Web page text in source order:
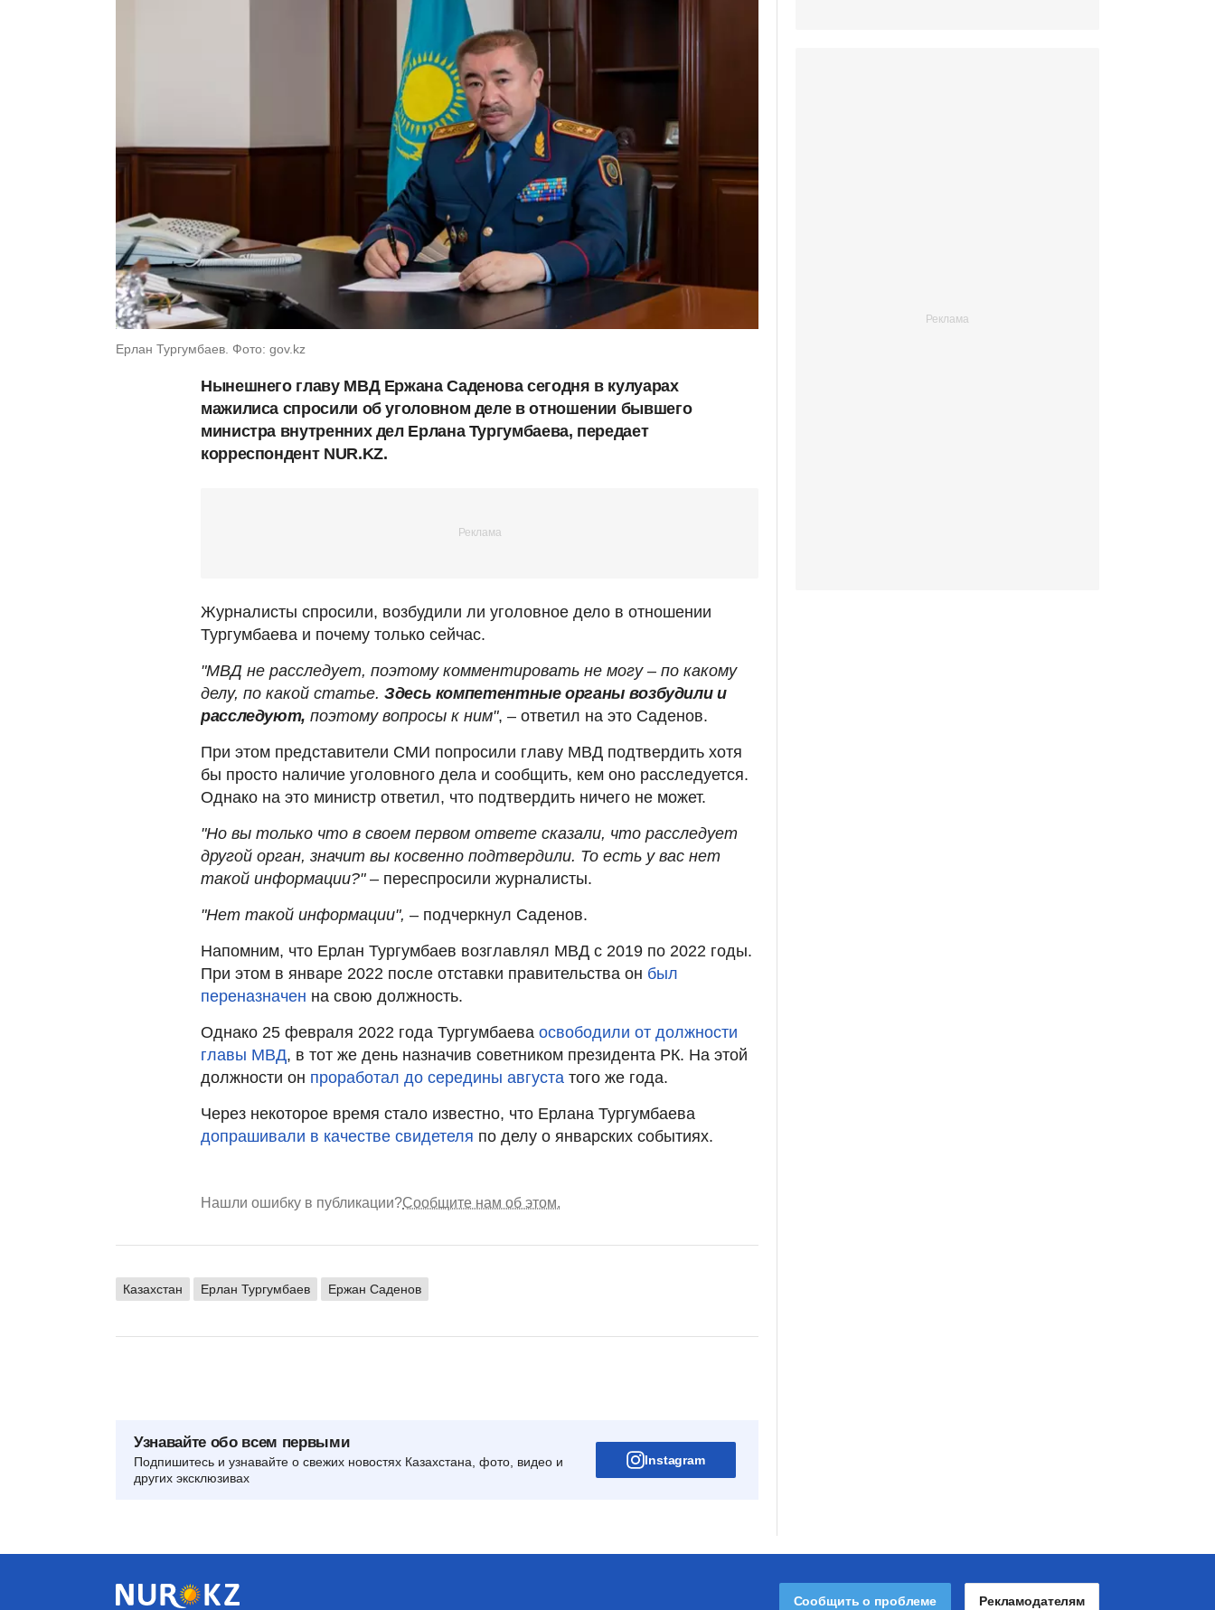
Ерлан Тургумбаев. Фото: gov.kz
Нынешнего главу МВД Ержана Саденова сегодня в кулуарах
мажилиса спросили об уголовном деле в отношении бывшего
министра внутренних дел Ерлана Тургумбаева, передает
корреспондент NUR.KZ.
Журналисты спросили, возбудили ли уголовное дело в отношении
Тургумбаева и почему только сейчас.
"МВД не расследует, поэтому комментировать не могу – по какому
делу, по какой статье. Здесь компетентные органы возбудили и
расследуют, поэтому вопросы к ним", – ответил на это Саденов.
При этом представители СМИ попросили главу МВД подтвердить хотя
бы просто наличие уголовного дела и сообщить, кем оно расследуется.
Однако на это министр ответил, что подтвердить ничего не может.
"Но вы только что в своем первом ответе сказали, что расследует
другой орган, значит вы косвенно подтвердили. То есть у вас нет
такой информации?"– переспросили журналисты.
"Нет такой информации", – подчеркнул Саденов.
Напомним, что Ерлан Тургумбаев возглавлял МВД с 2019 по 2022 годы.
При этом в январе 2022 после отставки правительства он был
переназначен на свою должность.
Однако 25 февраля 2022 года Тургумбаева освободили от должности
главы МВД, в тот же день назначив советником президента РК. На этой
должности он проработал до середины августа того же года.
Через некоторое время стало известно, что Ерлана Тургумбаева
допрашивали в качестве свидетеля по делу о январских событиях.
Нашли ошибку в публикации?Сообщите нам об этом.
Казахстан Ерлан Тургумбаев Ержан Саденов
Узнавайте обо всем первыми
Подпишитесь и узнавайте о свежих новостях Казахстана, фото, видео и
других эксклюзивах
Instagram
Сообщить о проблеме Рекламодателям